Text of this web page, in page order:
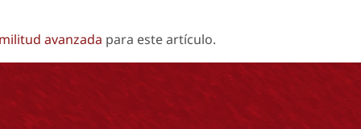
avanzada para este artículo.